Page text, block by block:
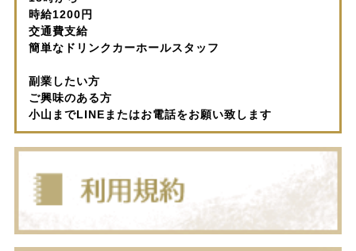
時給1200円
交通費支給
簡単なドリンクカーホールスタッフ
副業したい方
ご興味のある方
小山までLINEまたはお電話をお願い致します